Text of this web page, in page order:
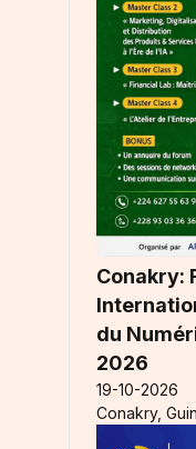
Conakry:
du
2026
19-10-2026
Conakry,